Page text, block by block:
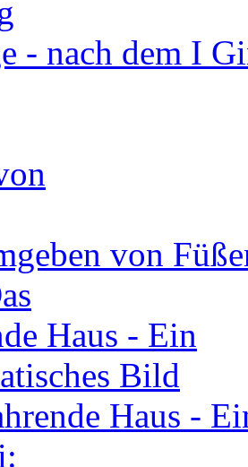
- nach dem I
von
Haus -